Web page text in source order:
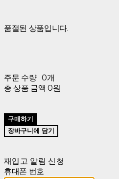
품절된 상품입니다.
주문 수량 0개
총 상품 금액 0원
구매하기
장바구니에 담기
재입고 알림 신청
휴대폰 번호